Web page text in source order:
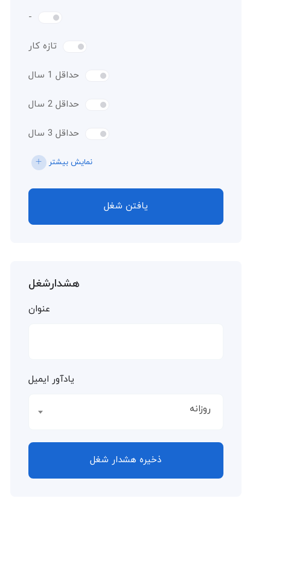
-
تازه کار
حداقل 1 سال
حداقل 2 سال
حداقل 3 سال
نمایش بیشتر
یافتن شغل
هشدارشغل
عنوان
یادآور ایمیل
روزانه
ذخیره هشدار شغل